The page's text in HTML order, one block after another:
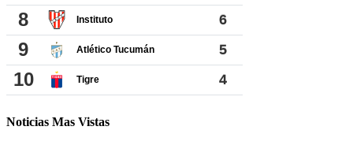
Noticias Mas Vistas